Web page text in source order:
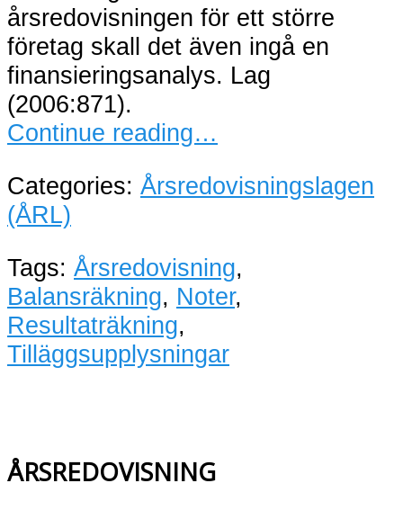
årsredovisningen för ett större
företag skall det även ingå en
finansieringsanalys. Lag
(2006:871).
Continue reading…
Categories: Årsredovisningslagen
(ÅRL)
Tags: Årsredovisning,
Balansräkning, Noter,
Resultaträkning,
Tilläggsupplysningar
ÅRSREDOVISNING